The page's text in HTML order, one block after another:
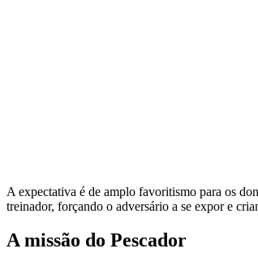
A expectativa é de amplo favoritismo para os
treinador, forçando o adversário a se expor e
A missão do Pescador